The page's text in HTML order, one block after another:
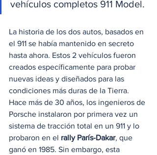
vehículos completos 911 Model.
La historia de los dos autos, basados en
el 911 se había mantenido en secreto
hasta ahora. Estos 2 vehículos fueron
creados específicamente para probar
nuevas ideas y diseñados para las
condiciones más duras de la Tierra.
Hace más de 30 años, los ingenieros de
Porsche instalaron por primera vez un
sistema de tracción total en un 911 y lo
probaron en el rally París-Dakar, que
ganó en 1985. Sin embargo, esta